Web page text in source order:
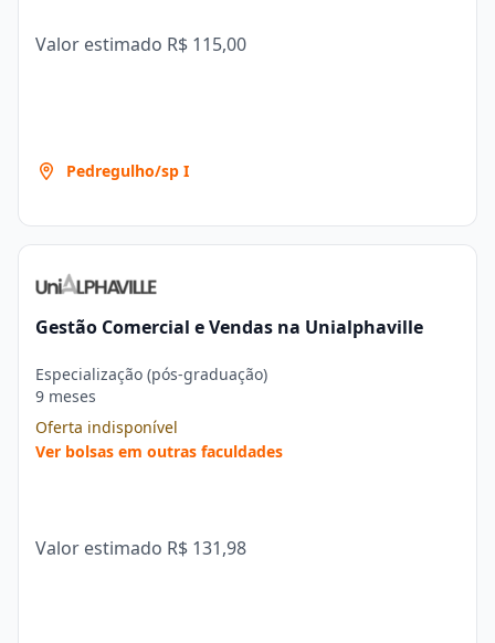
Valor estimado R$ 115,00
Pedregulho/sp I
Gestão Comercial e Vendas na Unialphaville
Especialização (pós-graduação)
9 meses
Oferta indisponível
Ver bolsas em outras faculdades
Valor estimado R$ 131,98